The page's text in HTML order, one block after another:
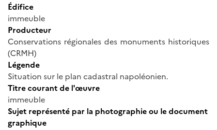
Édifice
immeuble
Producteur
Conservations régionales des monuments historiques
(CRMH)
Légende
Situation sur le plan cadastral napoléonien.
Titre courant de l'œuvre
immeuble
Sujet représenté par la photographie ou le document
graphique